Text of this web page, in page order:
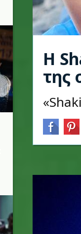
H
της